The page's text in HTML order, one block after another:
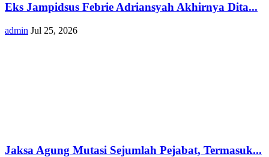
Eks Jampidsus Febrie Adriansyah Akhirnya Dita...
admin Jul 25, 2026
Jaksa Agung Mutasi Sejumlah Pejabat, Termasuk...